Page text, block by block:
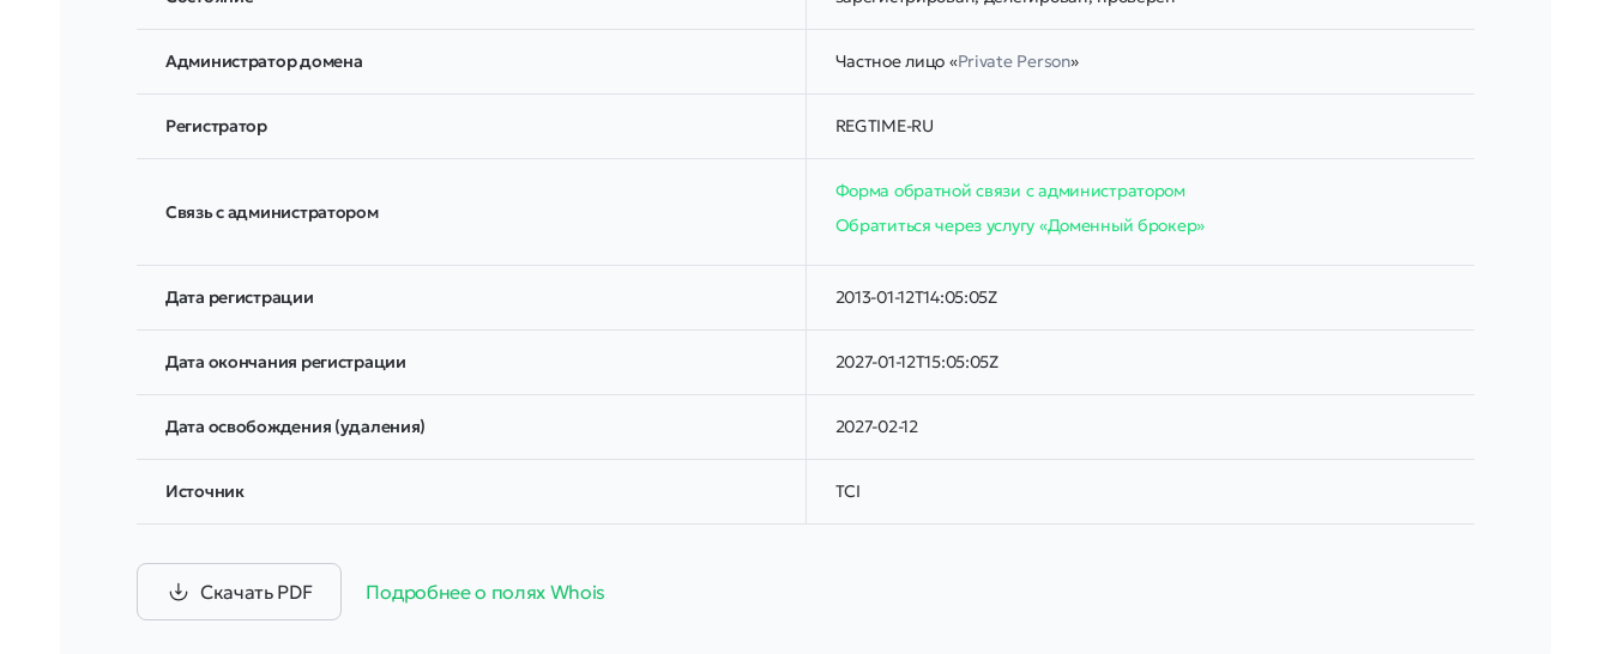
Администратор домена Частное лицо «Private Person»
Регистратор REGTIME-RU
Связь с администратором
Форма обратной связи с администратором
Обратиться через услугу «Доменный брокер»
Дата регистрации 2013-01-12T14:05:05Z
Дата окончания регистрации 2027-01-12T15:05:05Z
Дата освобождения (удаления) 2027-02-12
Источник TCI
Скачать PDF Подробнее о полях Whois